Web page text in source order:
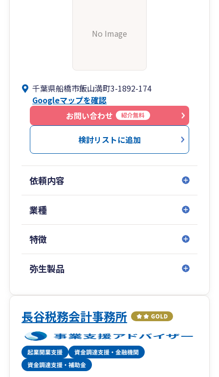
No Image
千葉県船橋市飯山満町3-1892-174
Googleマップを確認
お問い合わせ
紹介無料
検討リストに追加
依頼内容
業種
特徴
弥生製品
長谷税務会計事務所